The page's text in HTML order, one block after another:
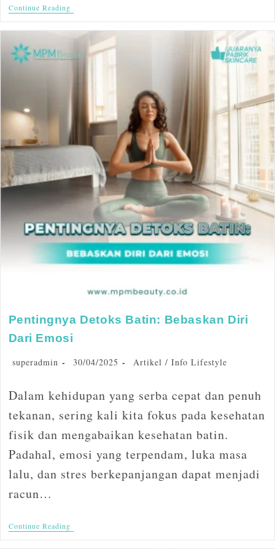
Continue Reading
Pentingnya Detoks Batin: Bebaskan Diri
Dari Emosi
superadmin 30/04/2025 Artikel / Info Lifestyle
Dalam kehidupan yang serba cepat dan penuh
tekanan, sering kali kita fokus pada kesehatan
fisik dan mengabaikan kesehatan batin.
Padahal, emosi yang terpendam, luka masa
lalu, dan stres berkepanjangan dapat menjadi
racun…
Continue Reading